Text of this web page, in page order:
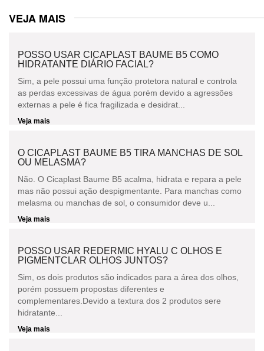
VEJA MAIS
POSSO USAR CICAPLAST BAUME B5 COMO
HIDRATANTE DIÁRIO FACIAL?
Sim, a pele possui uma função protetora natural e controla
as perdas excessivas de água porém devido a agressões
externas a pele é fica fragilizada e desidrat...
Veja mais
O CICAPLAST BAUME B5 TIRA MANCHAS DE SOL
OU MELASMA?
Não. O Cicaplast Baume B5 acalma, hidrata e repara a pele
mas não possui ação despigmentante. Para manchas como
melasma ou manchas de sol, o consumidor deve u...
Veja mais
POSSO USAR REDERMIC HYALU C OLHOS E
PIGMENTCLAR OLHOS JUNTOS?
Sim, os dois produtos são indicados para a área dos olhos,
porém possuem propostas diferentes e
complementares.Devido a textura dos 2 produtos sere
hidratante...
Veja mais